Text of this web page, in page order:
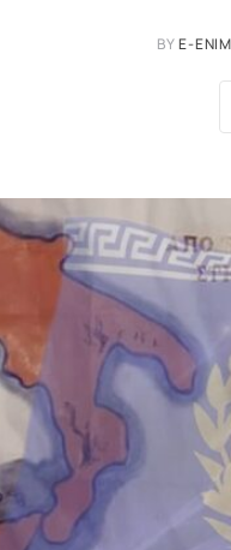
BYE-